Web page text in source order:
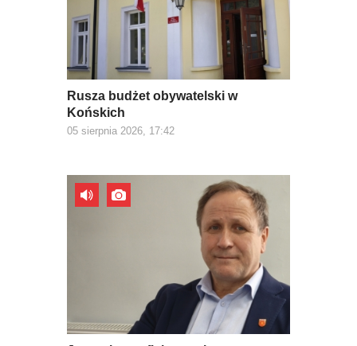
Rusza budżet obywatelski w
Końskich
05 sierpnia 2026, 17:42